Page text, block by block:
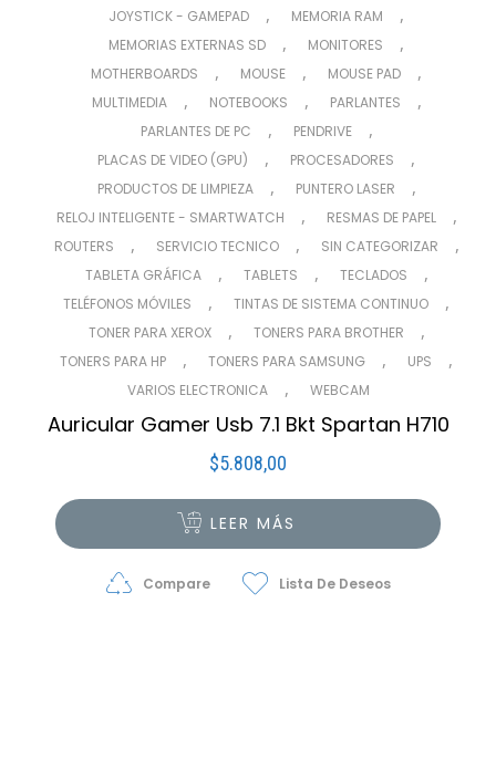
JOYSTICK - GAMEPAD , MEMORIA RAM ,
MEMORIAS EXTERNAS SD , MONITORES ,
MOTHERBOARDS , MOUSE , MOUSE PAD ,
MULTIMEDIA , NOTEBOOKS , PARLANTES ,
PARLANTES DE PC , PENDRIVE ,
PLACAS DE VIDEO (GPU) , PROCESADORES ,
PRODUCTOS DE LIMPIEZA , PUNTERO LASER ,
RELOJ INTELIGENTE - SMARTWATCH , RESMAS DE PAPEL ,
ROUTERS , SERVICIO TECNICO , SIN CATEGORIZAR ,
TABLETA GRÁFICA , TABLETS , TECLADOS ,
TELÉFONOS MÓVILES , TINTAS DE SISTEMA CONTINUO ,
TONER PARA XEROX , TONERS PARA BROTHER ,
TONERS PARA HP , TONERS PARA SAMSUNG , UPS ,
VARIOS ELECTRONICA , WEBCAM
Auricular Gamer Usb 7.1 Bkt Spartan H710
$5.808,00
LEER MÁS
Compare Lista De Deseos